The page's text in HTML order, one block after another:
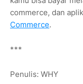
commerce, dan
Commerce.
***
Penulis: WHY